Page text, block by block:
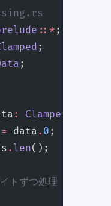
::* ;
;
;
: Clamped
= data . 0 ;
. len();
トずつ処理